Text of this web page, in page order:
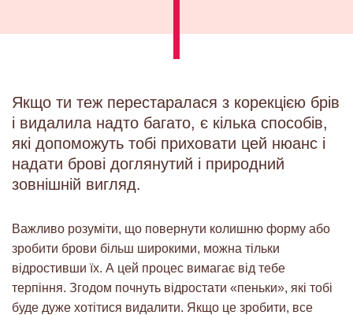
Якщо ти теж перестаралася з корекцією брів
і видалила надто багато, є кілька способів,
які допоможуть тобі приховати цей нюанс і
надати брові доглянутий і природний
зовнішній вигляд.
Важливо розуміти, що повернути колишню форму або
зробити брови більш широкими, можна тільки
відростивши їх. А цей процес вимагає від тебе
терпіння. Згодом почнуть відростати «пеньки», які тобі
буде дуже хотітися видалити. Якщо це зробити, все